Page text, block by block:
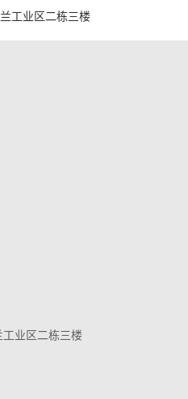
工业区二栋三楼
业区二栋三楼